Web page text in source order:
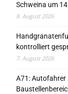
Schweina um
8. August 2026
kontrolliert
7. August 2026
A71: Autofahrer